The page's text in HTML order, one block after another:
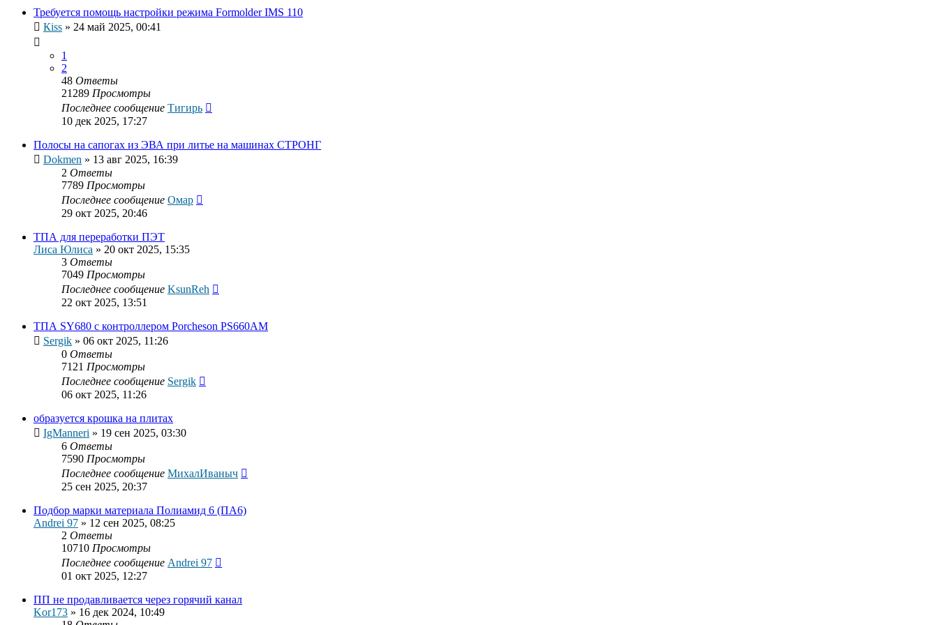
Требуется помощь настройки режима Formolder IMS 110
Кiss » 24 май 2025, 00:41
1
2
48 Ответы
21289 Просмотры
Последнее сообщение Тигирь
10 дек 2025, 17:27
Полосы на сапогах из ЭВА при литье на машинах СТРОНГ
Dokmen » 13 авг 2025, 16:39
2 Ответы
7789 Просмотры
Последнее сообщение Омар
29 окт 2025, 20:46
ТПА для переработки ПЭТ
Лиса Юлиса » 20 окт 2025, 15:35
3 Ответы
7049 Просмотры
Последнее сообщение KsunReh
22 окт 2025, 13:51
ТПА SY680 с контроллером Porcheson PS660AM
Sergik » 06 окт 2025, 11:26
0 Ответы
7121 Просмотры
Последнее сообщение Sergik
06 окт 2025, 11:26
образуется крошка на плитах
IgManneri » 19 сен 2025, 03:30
6 Ответы
7590 Просмотры
Последнее сообщение МихалИваныч
25 сен 2025, 20:37
Подбор марки материала Полиамид 6 (ПА6)
Andrei 97 » 12 сен 2025, 08:25
2 Ответы
10710 Просмотры
Последнее сообщение Andrei 97
01 окт 2025, 12:27
ПП не продавливается через горячий канал
Kor173 » 16 дек 2024, 10:49